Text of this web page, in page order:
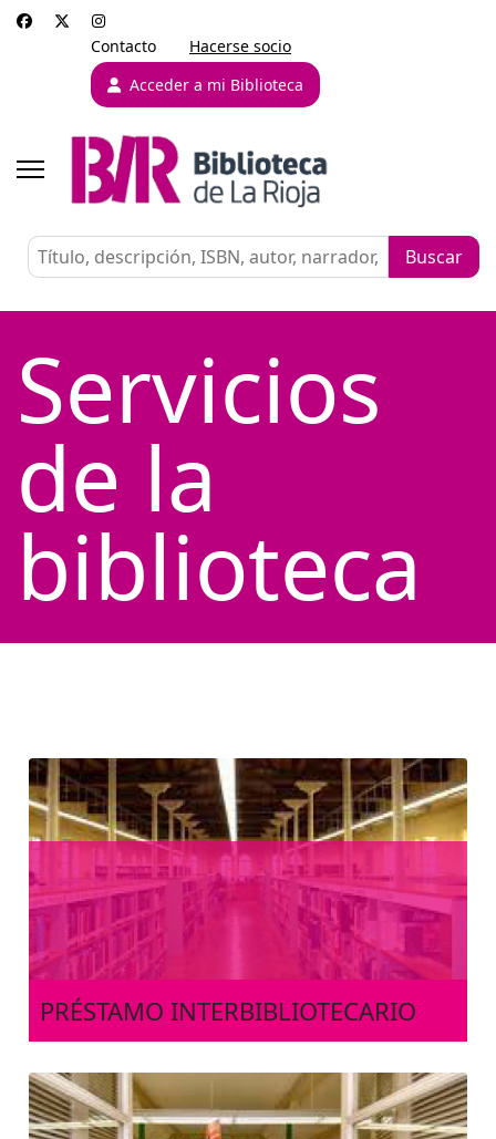
Contacto
Hacerse socio
Acceder a mi Biblioteca
Servicios
de la
biblioteca
PRÉSTAMO INTERBIBLIOTECARIO